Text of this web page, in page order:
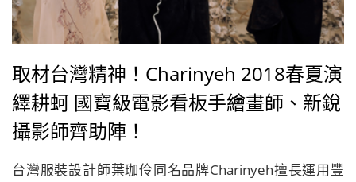
取材台灣精神！Charinyeh 2018春夏演
繹耕蚵 國寶級電影看板手繪畫師、新銳
攝影師齊助陣！
台灣服裝設計師葉珈伶同名品牌Charinyeh擅長運用豐